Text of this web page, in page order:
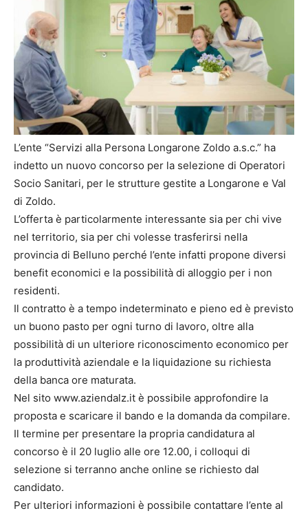
L’ente “Servizi alla Persona Longarone Zoldo a.s.c.” ha
indetto un nuovo concorso per la selezione di Operatori
Socio Sanitari, per le strutture gestite a Longarone e Val
di Zoldo.
L’offerta è particolarmente interessante sia per chi vive
nel territorio, sia per chi volesse trasferirsi nella
provincia di Belluno perché l’ente infatti propone diversi
benefit economici e la possibilità di alloggio per i non
residenti.
Il contratto è a tempo indeterminato e pieno ed è previsto
un buono pasto per ogni turno di lavoro, oltre alla
possibilità di un ulteriore riconoscimento economico per
la produttività aziendale e la liquidazione su richiesta
della banca ore maturata.
Nel sito www.aziendalz.it è possibile approfondire la
proposta e scaricare il bando e la domanda da compilare.
Il termine per presentare la propria candidatura al
concorso è il 20 luglio alle ore 12.00, i colloqui di
selezione si terranno anche online se richiesto dal
candidato.
Per ulteriori informazioni è possibile contattare l’ente al